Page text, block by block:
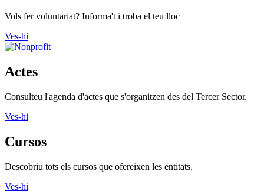
Vols fer voluntariat? Informa't i troba el teu lloc
Ves-hi
Actes
Consulteu l'agenda d'actes que s'organitzen des del Tercer Sector.
Ves-hi
Cursos
Descobriu tots els cursos que ofereixen les entitats.
Ves-hi